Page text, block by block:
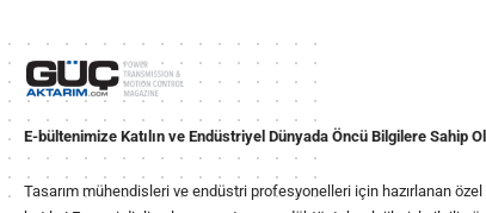
E-bültenimize Katılın ve Endüstriyel Dünyada Öncü Bilgilere Sahip
Tasarım mühendisleri ve endüstri profesyonelleri için hazırlanan